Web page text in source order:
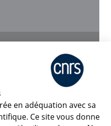
Mag
en adéquation avec sa
Ce site vous donne